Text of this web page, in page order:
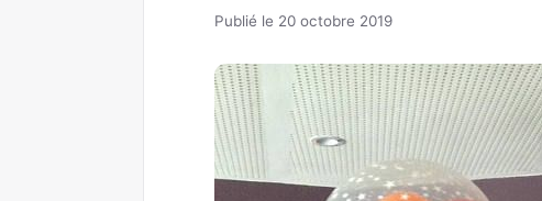
Publié le 20 octobre 2019